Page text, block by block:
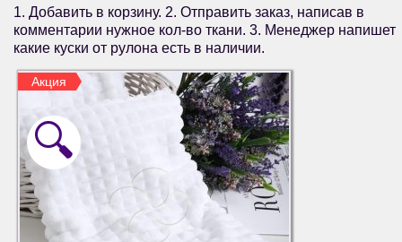
1. Добавить в корзину. 2. Отправить заказ, написав в
комментарии нужное кол-во ткани. 3. Менеджер напишет
какие куски от рулона есть в наличии.
Акция
🔍